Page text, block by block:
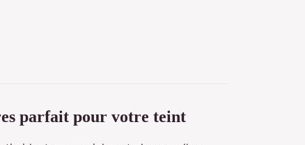
parfait pour votre teint